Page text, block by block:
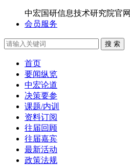
中宏国研信息技术研究院官网
会员服务
搜 索
首页
要闻纵览
中宏论道
决策要参
课题/内训
资料订阅
往届回顾
往届嘉宾
最新活动
政策法规